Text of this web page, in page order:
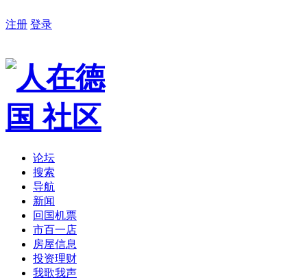
注册 登录
论坛
搜索
导航
新闻
回国机票
市百一店
房屋信息
投资理财
我歌我声